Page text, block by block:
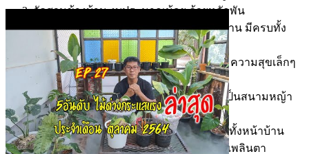
จัดสวนข้างบ้าน งบประมาณน้อย ด้วยหลักพัน
จัดสวนข้างบ้าน หลังมุมทาวเฮาส์ของตัวบ้าน มีครบทั้ง
ทางเดิน สวนหิน พืชผักสวนครัว
จัดสวนหิน และทำบ่อปลาคราฟท์ข้างบ้าน ความสุขเล็กๆ
ของครอบครัว
จัดสนามหญ้าหน้าบ้านตามใจชอบ กลายเป็นสนามหญ้า
แสนสวย ด้วยงบประมาณไม่บานปลาย
จัดสวนหย่อมรอบบ้าน สไตล์ตนเอง จัดเต็มทั้งหน้าบ้าน
ข้างบ้าน หลังบ้าน ด้วยความสวยงาม และเพลินตา